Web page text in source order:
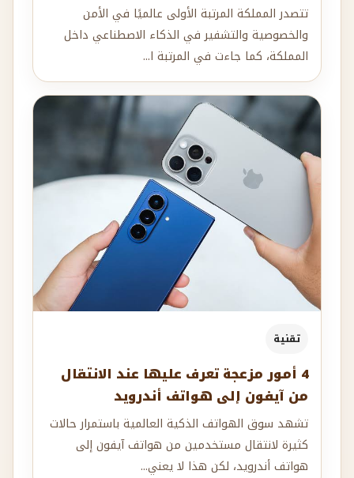
تتصدر المملكة المرتبة الأولى عالميًا في الأمن
والخصوصية والتشفير في الذكاء الاصطناعي داخل
المملكة، كما جاءت في المرتبة ا...
تقنية
4 أمور مزعجة تعرف عليها عند الانتقال
من آيفون إلى هواتف أندرويد
تشهد سوق الهواتف الذكية العالمية باستمرار حالات
كثيرة لانتقال مستخدمين من هواتف آيفون إلى
هواتف أندرويد، لكن هذا لا يعني...